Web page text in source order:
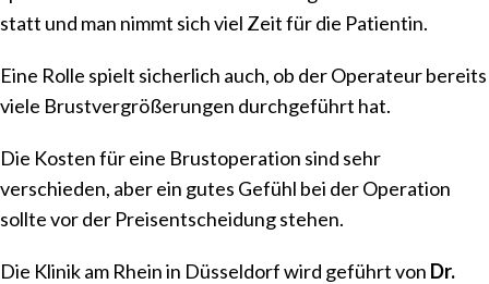
statt und man nimmt sich viel Zeit für die Patientin.
Eine Rolle spielt sicherlich auch, ob der Operateur bereits
viele Brustvergrößerungen durchgeführt hat.
Die Kosten für eine Brustoperation sind sehr
verschieden, aber ein gutes Gefühl bei der Operation
sollte vor der Preisentscheidung stehen.
Die Klinik am Rhein in Düsseldorf wird geführt von Dr.